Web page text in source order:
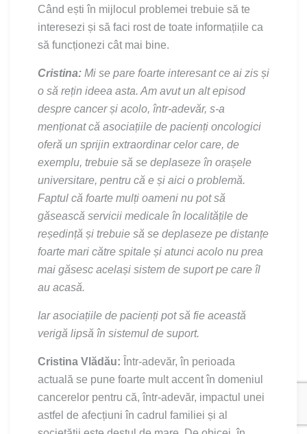
Când ești în mijlocul problemei trebuie să te
interesezi și să faci rost de toate informațiile ca
să funcționezi cât mai bine.
Cristina: Mi se pare foarte interesant ce ai zis și
o să rețin ideea asta. Am avut un alt episod
despre cancer și acolo, într-adevăr, s-a
menționat că asociațiile de pacienți oncologici
oferă un sprijin extraordinar celor care, de
exemplu, trebuie să se deplaseze în orașele
universitare, pentru că e și aici o problemă.
Faptul că foarte mulți oameni nu pot să
găsească servicii medicale în localitățile de
reședință și trebuie să se deplaseze pe distanțe
foarte mari către spitale și atunci acolo nu prea
mai găsesc același sistem de suport pe care îl
au acasă.
Iar asociațiile de pacienți pot să fie această
verigă lipsă în sistemul de suport.
Cristina Vlădău: Într-adevăr, în perioada
actuală se pune foarte mult accent în domeniul
cancerelor pentru că, într-adevăr, impactul unei
astfel de afecțiuni în cadrul familiei și al